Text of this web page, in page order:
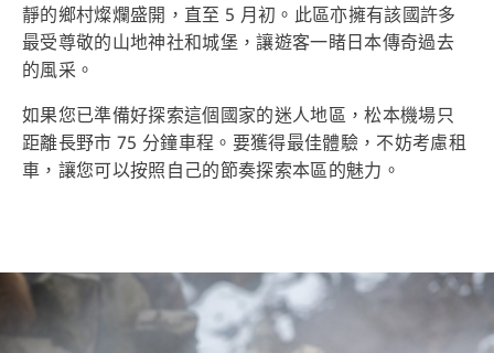
靜的鄉村燦爛盛開，直至 5 月初。此區亦擁有該國許多
最受尊敬的山地神社和城堡，讓遊客一睹日本傳奇過去
的風采。
如果您已準備好探索這個國家的迷人地區，松本機場只
距離長野市 75 分鐘車程。要獲得最佳體驗，不妨考慮租
車，讓您可以按照自己的節奏探索本區的魅力。